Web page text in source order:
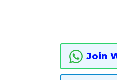
Join